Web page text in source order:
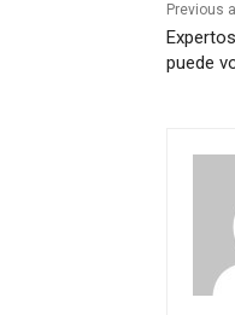
Previous
puede